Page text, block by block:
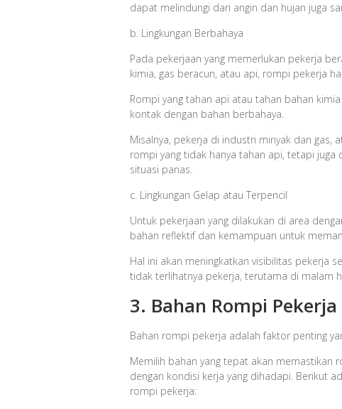
dapat melindungi dari angin dan hujan juga
b. Lingkungan Berbahaya
Pada pekerjaan yang memerlukan pekerja
kimia, gas beracun, atau api, rompi pekerja
Rompi yang tahan api atau tahan bahan
kontak dengan bahan berbahaya.
Misalnya, pekerja di industri minyak dan
rompi yang tidak hanya tahan api, tetapi
situasi panas.
c. Lingkungan Gelap atau Terpencil
Untuk pekerjaan yang dilakukan di area
bahan reflektif dan kemampuan untuk
Hal ini akan meningkatkan visibilitas pekerja
tidak terlihatnya pekerja, terutama di malam
3. Bahan Rompi Pekerja
Bahan rompi pekerja adalah faktor penting
Memilih bahan yang tepat akan memastikan
dengan kondisi kerja yang dihadapi. Berikut
rompi pekerja: